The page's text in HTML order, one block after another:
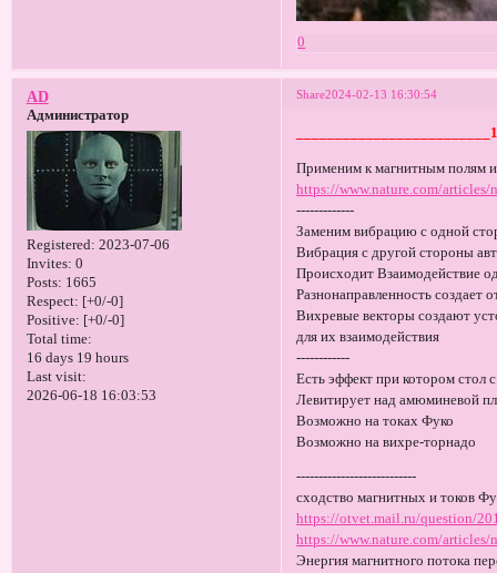
0
Share2024-02-13 16:30:54
AD
Администратор
Registered: 2023-07-06
Invites: 0
Posts: 1665
Respect: [+0/-0]
Positive: [+0/-0]
Total time:
16 days 19 hours
Last visit:
2026-06-18 16:03:53
Применим к магнитным полям
https://www.nature.com/articles/
-------------
Заменим вибрацию с одной
Вибрация с другой стороны
Происходит Взаимодействие
Разнонаправленность
Вихревые векторы создают
для их взаимодействия
------------
Есть эффект при котором
Левитирует над амюминевой
Возможно на токах Фуко
Возможно на вихре-торнадо
---------------------------
сходство магнитных и токов
https://otvet.mail.ru/question/
https://www.nature.com/articles/
Энергия магнитного потока